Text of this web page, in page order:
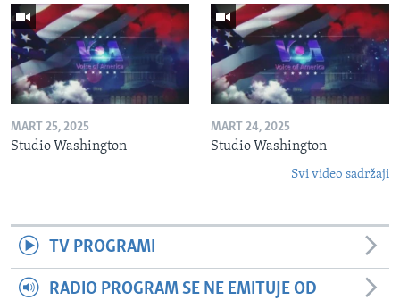
MART 25, 2025
Studio Washington
MART 24, 2025
Studio Washington
Svi video sadržaji
TV PROGRAMI
RADIO PROGRAM SE NE EMITUJE OD